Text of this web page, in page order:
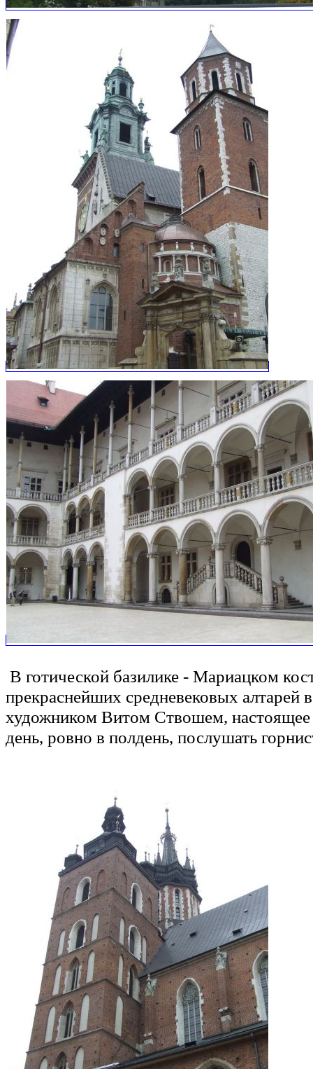
В готической базилике - Мариацком
прекраснейших средневековых
художником Витом Ствошем,
день, ровно в полдень, послушать